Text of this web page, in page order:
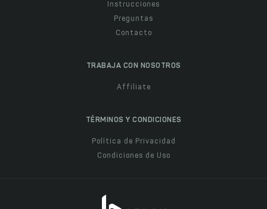
Instrucciones
Preguntas
Contacto
TRABAJA CON NOSOTROS
Affiliate
TÉRMINOS Y CONDICIONES
Política de Privacidad
Condiciones de Uso